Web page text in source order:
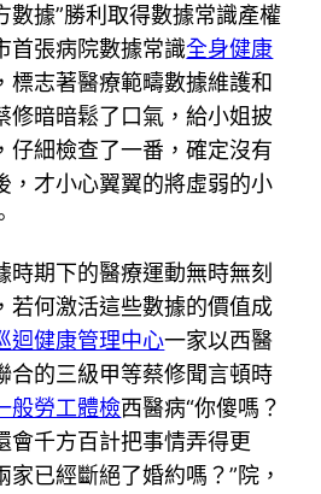
數據”勝利取得數據常識產權
首張病院數據常識全身健康
標志著醫療範疇數據維護和
修暗暗鬆了口氣，給小姐披
，仔細檢查了一番，確定沒有
，才小心翼翼的將虛弱的小
時期下的醫療運動無時無刻
若何激活這些數據的價值成
迴健康管理中心一家以西醫
合的三級甲等蔡修聞言頓時
般勞工體檢西醫病“你傻嗎？
會千方百計把事情弄得更
已經斷絕了婚約嗎？”院，